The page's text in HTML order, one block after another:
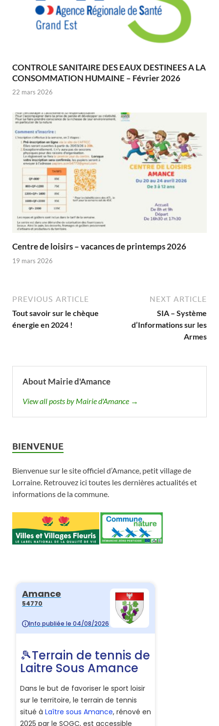
CONTROLE SANITAIRE DES EAUX DESTINEES A LA
CONSOMMATION HUMAINE – Février 2026
22 mars 2026
Centre de loisirs – vacances de printemps 2026
19 mars 2026
PREVIOUS ARTICLE
Tout savoir sur le chèque
énergie en 2024 !
NEXT ARTICLE
SIA – Système
d’Informations sur les
Armes
About Mairie d'Amance
View all posts by Mairie d'Amance →
BIENVENUE
Bienvenue sur le site officiel d’Amance, petit village de
Lorraine. Retrouvez ici toutes les dernières actualités et
informations de la commune.